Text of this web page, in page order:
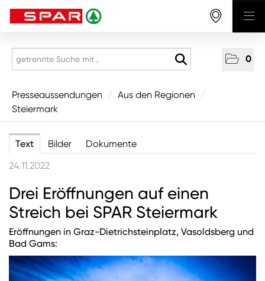
0
Presseaussendungen
National
Aus den Regionen
Vorarlberg
Salzburg
Oberösterreich
Niederösterreich
Wien
Burgenland
Presseaussendungen / Aus den Regionen
/
Steiermark
Text Bilder
Dokumente
24.11.2022
Drei Eröffnungen auf einen
Streich bei SPAR Steiermark
Eröffnungen in Graz-Dietrichsteinplatz, Vasoldsberg und
Bad Gams: